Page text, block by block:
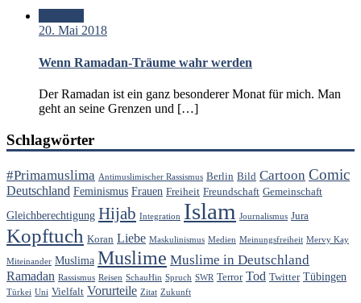
20. Mai 2018
Wenn Ramadan-Träume wahr werden
Der Ramadan ist ein ganz besonderer Monat für mich. Man
geht an seine Grenzen und […]
Schlagwörter
#Primamuslima Antimuslimischer Rassismus Berlin Bild Cartoon Comic
Deutschland Feminismus Frauen Freiheit Freundschaft Gemeinschaft
Gleichberechtigung Hijab Integration Islam Journalismus Jura
Kopftuch Koran Liebe Maskulinismus Medien Meinungsfreiheit Mervy Kay
Miteinander Muslima Muslime Muslime in Deutschland
Ramadan Rassismus Reisen SchauHin Spruch SWR Terror Tod Twitter Tübingen
Türkei Uni Vielfalt Vorurteile Zitat Zukunft